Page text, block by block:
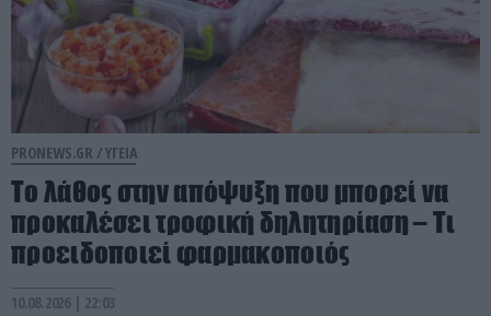
PRONEWS.GR /ΥΓΕΙΑ
Το λάθος στην απόψυξη που μπορεί να
προκαλέσει τροφική δηλητηρίαση – Τι
προειδοποιεί φαρμακοποιός
10.08.2026 | 22:03